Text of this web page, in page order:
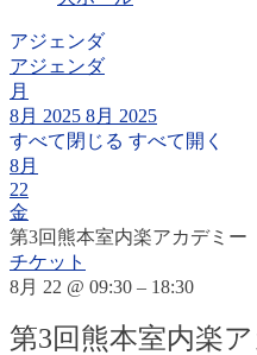
アジェンダ
アジェンダ
月
8月 2025 8月 2025
すべて閉じる すべて開く
8月
22
金
第3回熊本室内楽アカデミー
チケット
8月 22 @ 09:30 – 18:30
第3回熊本室内楽